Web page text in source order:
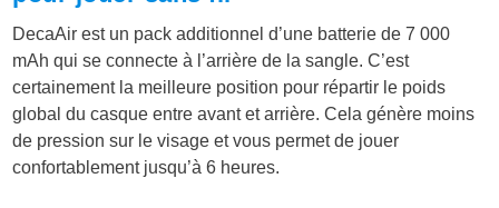
DecaAir est un pack additionnel d’une batterie de 7 000
mAh qui se connecte à l’arrière de la sangle. C’est
certainement la meilleure position pour répartir le poids
global du casque entre avant et arrière. Cela génère moins
de pression sur le visage et vous permet de jouer
confortablement jusqu’à 6 heures.